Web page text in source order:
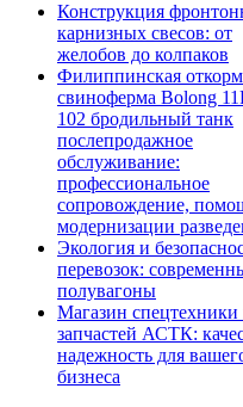
Конструкция
карнизных свесов: от
желобов до колпаков
Филиппинская
свиноферма Bolong
102 бродильный танк
послепродажное
обслуживание:
профессиональное
сопровождение,
модернизации
Экология и
перевозок:
полувагоны
Магазин спецтехники
запчастей АСТК:
надежность для
бизнеса